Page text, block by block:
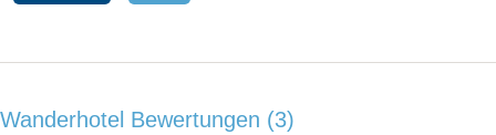
Wanderhotel Bewertungen 3